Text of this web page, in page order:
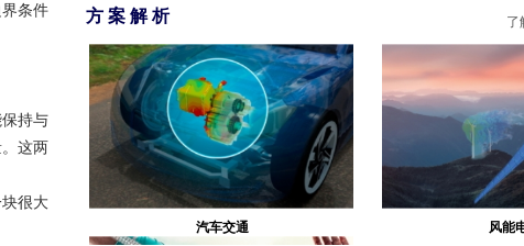
条件
持与
这两
很大
方 案 解 析 了
汽车交通 风能